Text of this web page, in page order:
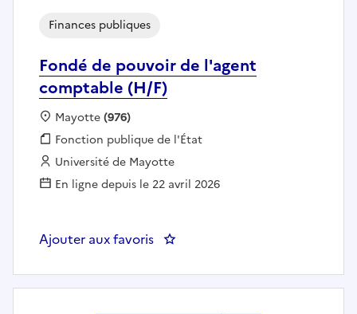
Fondé de pouvoir de l'agent
comptable (H/F)
Finances publiques
Localisation :
Mayotte(976)
Fonction publique :
Fonction publique de l'État
Employeur :
Université de Mayotte
En ligne depuis le 22 avril 2026
Ajouter aux favoris : Fondé de pouvoir de l'agent